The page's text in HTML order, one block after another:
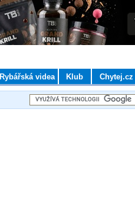
Rybářská videa Klub Chytej.cz